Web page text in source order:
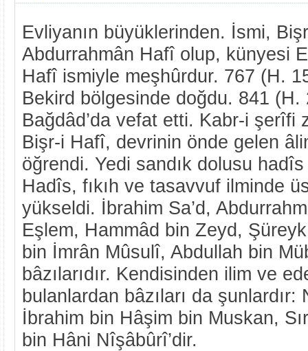
Evliyanın büyüklerinden. İsmi,
Abdurrahmân Hafî olup, künyesi
Hafî ismiyle meşhûrdur. 767 (H.
Bekird bölgesinde doğdu. 841 (H.
Bağdâd’da vefat etti. Kabr-i şerîfi
Bişr-i Hafî, devrinin önde gelen
öğrendi. Yedi sandık dolusu hadîs
Hadîs, fıkıh ve tasavvuf ilminde
yükseldi. İbrahim Sa’d,
Eşlem, Hammâd bin Zeyd,
bin İmrân Mûsulî, Abdullah bin
bâzılarıdır. Kendisinden ilim ve
bulanlardan bâzıları da
İbrahim bin Hâşim bin Muskan,
bin Hâni Nîşâbûrî’dir.